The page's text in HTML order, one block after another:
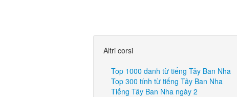
Altri corsi
Top 1000 danh từ tiếng Tây Ban Nha
Top 300 tính từ tiếng Tây Ban Nha
Tiếng Tây Ban Nha ngày 2